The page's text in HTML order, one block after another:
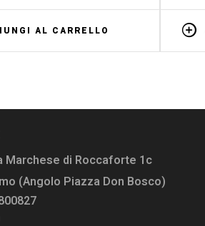
AL CARRELLO
Marchese di Roccaforte 1c
(Angolo Piazza Don Bosco)